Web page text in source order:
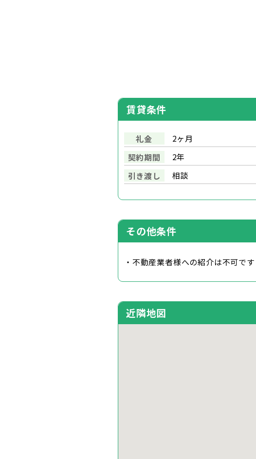
賃貸条件
礼金
2ヶ月
契約期間
2年
引き渡し
相談
その他条件
・不動産業者様への紹介は不可です
近隣地図